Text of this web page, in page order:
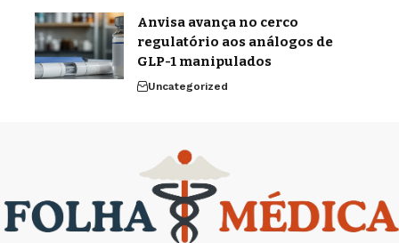
Anvisa avança no cerco
regulatório aos análogos de
GLP-1 manipulados
Uncategorized